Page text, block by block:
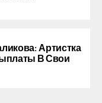
Артистка
В Свои